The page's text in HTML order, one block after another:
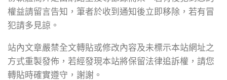
權益請留言告知，筆者於收到通知後立即移除，若有冒
犯請多見諒。
站內文章嚴禁全文轉貼或修改內容及未標示本站網址之
方式重製發佈，若經發現本站將保留法律追訴權，請您
轉貼時確實遵守，謝謝。